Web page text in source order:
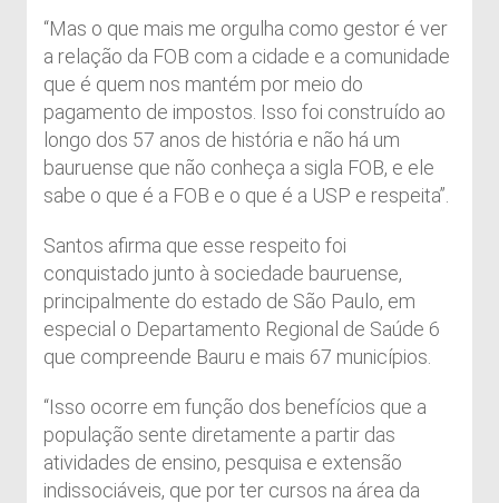
“Mas o que mais me orgulha como gestor é ver
a relação da FOB com a cidade e a comunidade
que é quem nos mantém por meio do
pagamento de impostos. Isso foi construído ao
longo dos 57 anos de história e não há um
bauruense que não conheça a sigla FOB, e ele
sabe o que é a FOB e o que é a USP e respeita”.
Santos afirma que esse respeito foi
conquistado junto à sociedade bauruense,
principalmente do estado de São Paulo, em
especial o Departamento Regional de Saúde 6
que compreende Bauru e mais 67 municípios.
“Isso ocorre em função dos benefícios que a
população sente diretamente a partir das
atividades de ensino, pesquisa e extensão
indissociáveis, que por ter cursos na área da